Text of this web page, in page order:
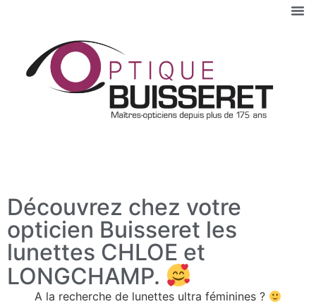
Découvrez chez votre
opticien Buisseret les
lunettes CHLOE et
LONGCHAMP.
A la recherche de lunettes ultra féminines ?